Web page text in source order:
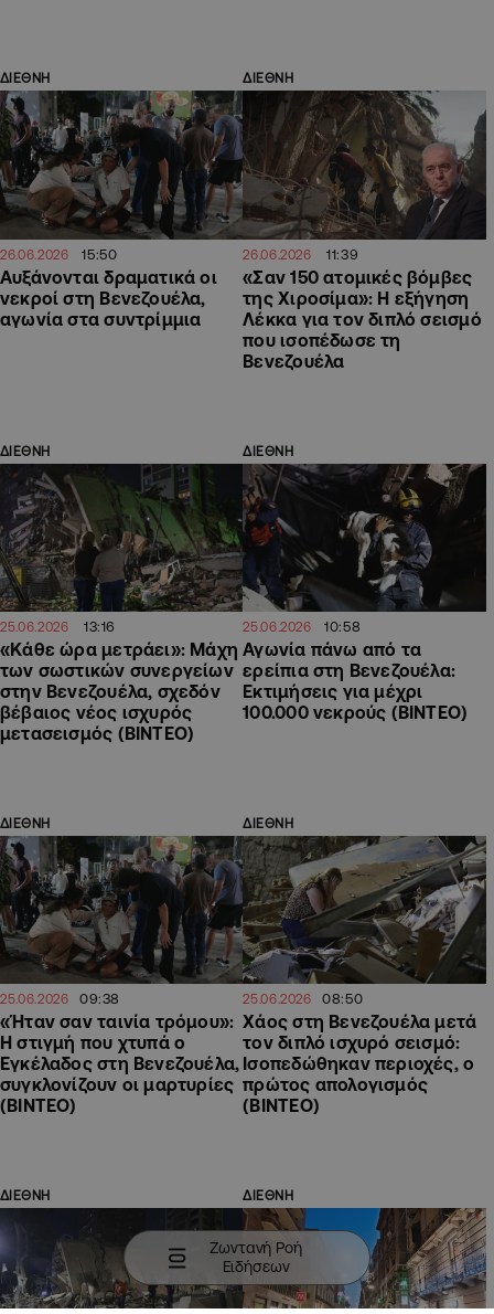
ΔΙΕΘΝΗ
26.06.2026 15:50
Αυξάνονται δραματικά οι
νεκροί στη Βενεζουέλα,
αγωνία στα συντρίμμια
ΔΙΕΘΝΗ
26.06.2026 11:39
«Σαν 150 ατομικές βόμβες
της Χιροσίμα»: Η εξήγηση
Λέκκα για τον διπλό σεισμό
που ισοπέδωσε τη
Βενεζουέλα
ΔΙΕΘΝΗ
25.06.2026 13:16
«Κάθε ώρα μετράει»: Μάχη
των σωστικών συνεργείων
στην Βενεζουέλα, σχεδόν
βέβαιος νέος ισχυρός
μετασεισμός (ΒΙΝΤΕΟ)
ΔΙΕΘΝΗ
25.06.2026 10:58
Αγωνία πάνω από τα
ερείπια στη Βενεζουέλα:
Εκτιμήσεις για μέχρι
100.000 νεκρούς (ΒΙΝΤΕΟ)
ΔΙΕΘΝΗ
25.06.2026 09:38
«Ήταν σαν ταινία τρόμου»:
H στιγμή που χτυπά ο
Εγκέλαδος στη Βενεζουέλα,
συγκλονίζουν οι μαρτυρίες
(ΒΙΝΤΕΟ)
ΔΙΕΘΝΗ
25.06.2026 08:50
Χάος στη Βενεζουέλα μετά
τον διπλό ισχυρό σεισμό:
Ισοπεδώθηκαν περιοχές, ο
πρώτος απολογισμός
(ΒΙΝΤΕΟ)
ΔΙΕΘΝΗ ΔΙΕΘΝΗ
Ζωντανή Ροή
Ειδήσεων